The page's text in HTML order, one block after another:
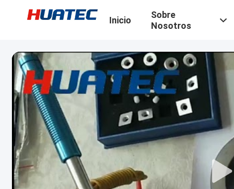
Inicio
Sobre
Nosotros